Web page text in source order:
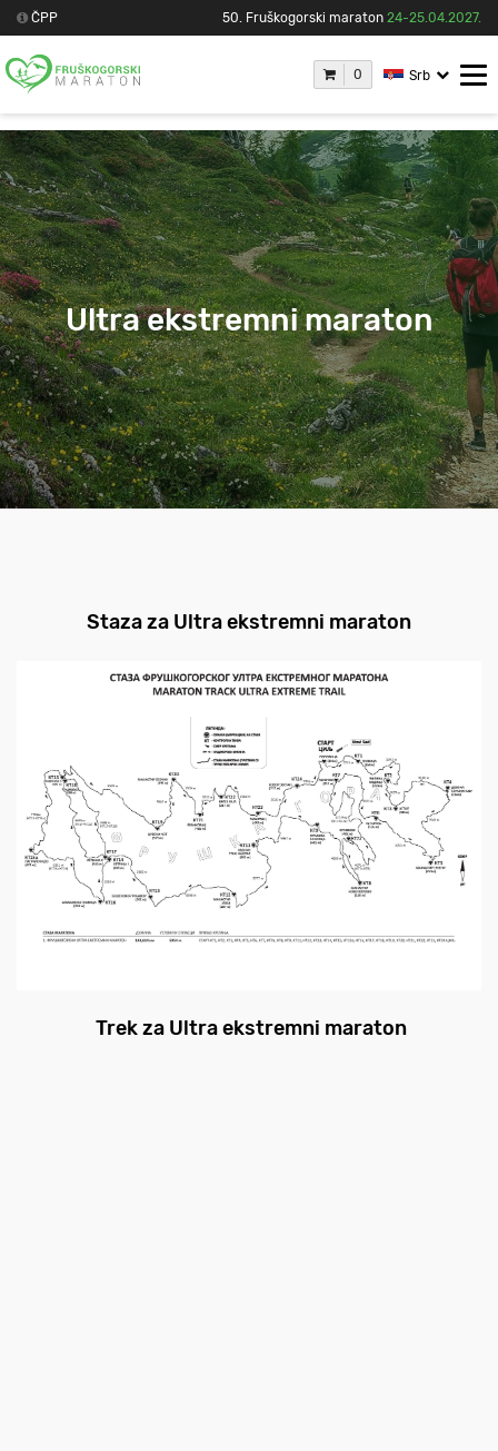
ČPP 50. Fruškogorski maraton 24-25.04.2027.
0 Srb
Ultra ekstremni maraton
Staza za Ultra ekstremni maraton
Trek za Ultra ekstremni maraton